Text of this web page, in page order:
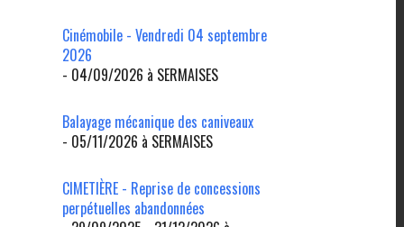
Cinémobile - Vendredi 04 septembre
2026
- 04/09/2026 à SERMAISES
Balayage mécanique des caniveaux
- 05/11/2026 à SERMAISES
CIMETIÈRE - Reprise de concessions
perpétuelles abandonnées